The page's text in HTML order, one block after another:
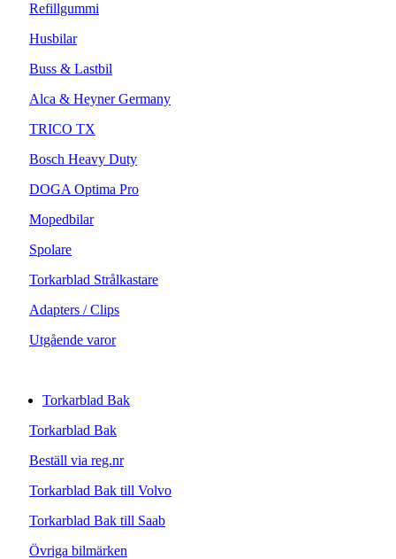
Refillgummi
Husbilar
Buss & Lastbil
Alca & Heyner Germany
TRICO TX
Bosch Heavy Duty
DOGA Optima Pro
Mopedbilar
Spolare
Torkarblad Strålkastare
Adapters / Clips
Utgående varor
Torkarblad Bak
Torkarblad Bak
Beställ via reg.nr
Torkarblad Bak till Volvo
Torkarblad Bak till Saab
Övriga bilmärken